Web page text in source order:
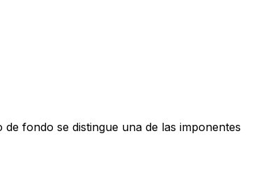
fondo se distingue una de las imponentes